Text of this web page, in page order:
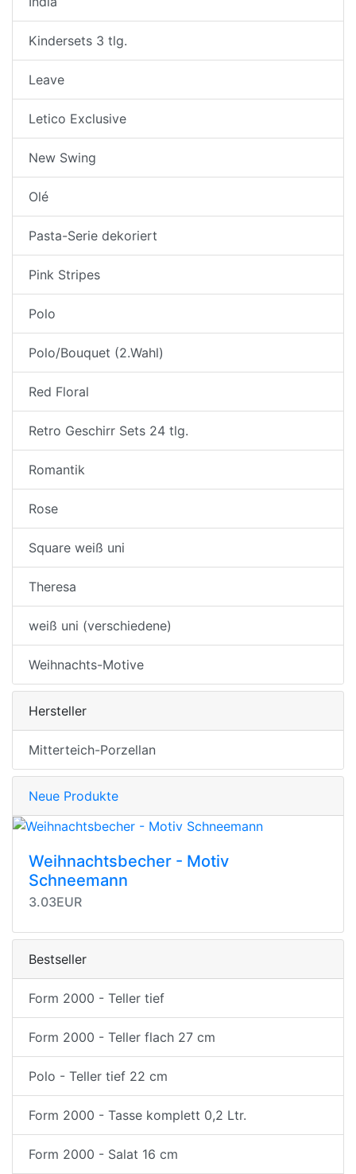
Kindersets 3 tlg.
Leave
Letico Exclusive
New Swing
Olé
Pasta-Serie dekoriert
Pink Stripes
Polo
Polo/Bouquet (2.Wahl)
Red Floral
Retro Geschirr Sets 24 tlg.
Romantik
Rose
Square weiß uni
Theresa
weiß uni (verschiedene)
Weihnachts-Motive
Hersteller
Mitterteich-Porzellan
Neue Produkte
Weihnachtsbecher - Motiv
Schneemann
3.03EUR
Bestseller
Form 2000 - Teller tief
Form 2000 - Teller flach 27 cm
Polo - Teller tief 22 cm
Form 2000 - Tasse komplett 0,2 Ltr.
Form 2000 - Salat 16 cm